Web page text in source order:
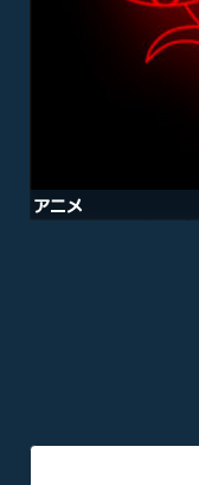
アニメ
テレビドラマ